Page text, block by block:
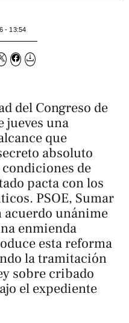
- 13:54
del Congreso de
jueves una
que
absoluto
de
pacta con los
PSOE, Sumar
acuerdo unánime
enmienda
esta reforma
la tramitación
sobre cribado
el expediente